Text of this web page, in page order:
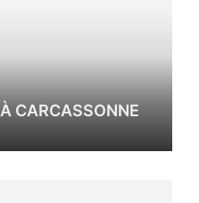
CARCASSONNE